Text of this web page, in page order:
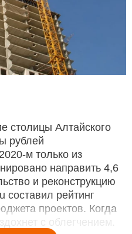
столицы Алтайского
рублей
м только из
направить 4,6
и реконструкцию
составил рейтинг
проектов. Когда
с облегчением.